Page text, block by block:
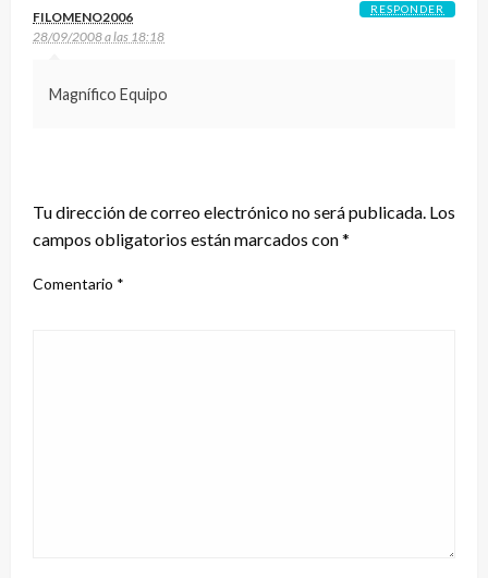
FILOMENO2006
28/09/2008 a las 18:18
Magnífico Equipo
RESPONDER
Tu dirección de correo electrónico no será publicada. Los
campos obligatorios están marcados con*
Comentario *